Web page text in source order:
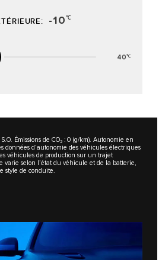
-10 ℃
40℃
Émissions de CO₂ : 0 (g/km). Autonomie en
données d’autonomie des véhicules électriques
véhicules de production sur un trajet
varie selon l’état du véhicule et de la batterie,
style de conduite.